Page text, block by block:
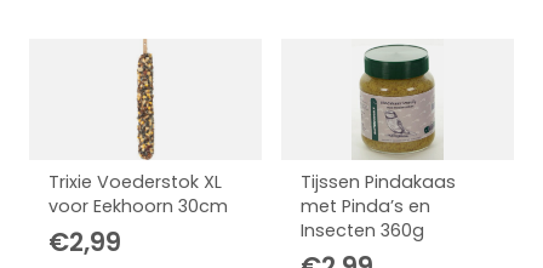
Trixie Voederstok XL
voor Eekhoorn 30cm
€2,99
Tijssen Pindakaas
met Pinda’s en
Insecten 360g